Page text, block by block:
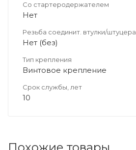
Со стартеродержателем
Нет
Резьба соединит. втулки/штуцера
Нет (без)
Тип крепления
Винтовое крепление
Срок службы, лет
10
Похожие товары